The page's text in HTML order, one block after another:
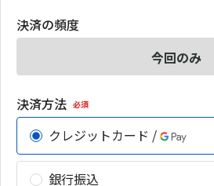
決済の頻度
今回のみ
決済方法 必須
クレジットカード /
銀行振込